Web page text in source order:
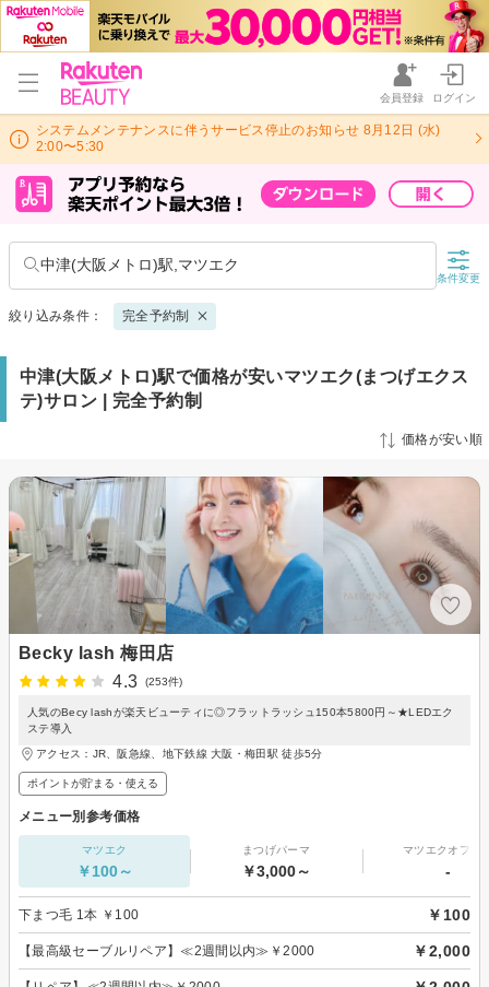
会員登録 ログイン
システムメンテナンスに伴うサービス停止のお知らせ 8月12日 (水)
2:00〜5:30
中津(大阪メトロ)駅,マツエク
条件変更
絞り込み条件： 完全予約制
中津(大阪メトロ)駅で価格が安いマツエク(まつげエクス
テ)サロン | 完全予約制
価格が安い順
Becky lash 梅田店
4.3
(253件)
人気のBecy lashが楽天ビューティに◎フラットラッシュ150本5800円～★LEDエク
ステ導入
アクセス：JR、阪急線、地下鉄線 大阪・梅田駅 徒歩5分
ポイントが貯まる・使える
メニュー別参考価格
マツエク
￥100～
まつげパーマ
￥3,000～
マツエクオフの
-
下まつ毛 1本 ￥100 ￥100
【最高級セーブルリペア】≪2週間以内≫￥2000 ￥2,000